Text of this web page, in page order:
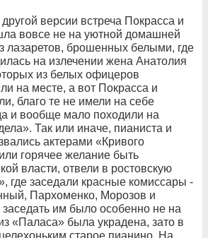
версии встреча Покрасса и
вовсе не на уютной домашней
лазаретов, брошенных белыми, где
на излечении жена Анатолия
из белых офицеров
на месте, а вот Покрасса и
благо те не имели на себе
и вообще мало походили на
Так или иначе, пианиста и
актерами «Кривого
горячее желание быть
власти, отвели в ростовскую
где заседали красные комиссары -
Пархоменко, Морозов и
им было особенно не на
«Паласа» была украдена, зато в
старое пианино. На